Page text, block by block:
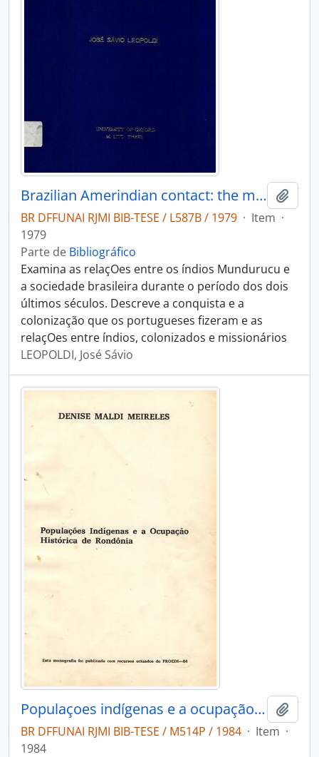
Brazilian Amerindian contact: the mundurucú case
BR DFFUNAI RJMI BIB-TESE / L587B / 1979 · Item ·
1979
Parte de Bibliográfico
Examina as relaçOes entre os índios Mundurucu e
a sociedade brasileira durante o período dos dois
últimos séculos. Descreve a conquista e a
colonização que os portugueses fizeram e as
relaçOes entre índios, colonizados e missionários
LEOPOLDI, José Sávio
Populaçoes indígenas e a ocupação histórica de rondonia
BR DFFUNAI RJMI BIB-TESE / M514P / 1984 · Item ·
1984